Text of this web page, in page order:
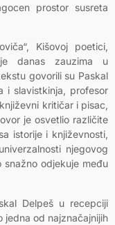
prostor susreta
Kišovoj poetici,
danas zauzima u
govorili su Paskal
i slavistkinja, profesor
kritičar i pisac,
je osvetlio različite
istorije i književnosti,
njegovog
odjekuje među
Delpeš u recepciji
jedna od najznačajnijih